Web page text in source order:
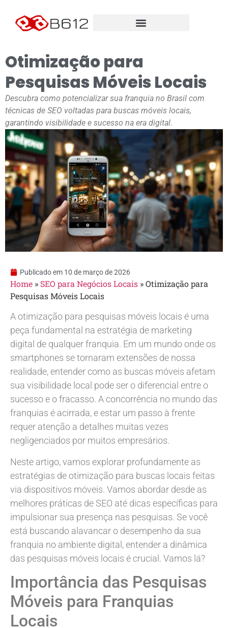
Otimização para
Pesquisas Móveis Locais
Descubra como potencializar sua franquia no Brasil com
técnicas de SEO voltadas para buscas móveis locais,
garantindo visibilidade e sucesso na era digital.
Publicado em 10 de março de 2026
Home » SEO para Negócios Locais »Otimização para
Pesquisas Móveis Locais
A otimização para pesquisas móveis locais é uma
peça fundamental na estratégia de marketing
digital de qualquer franquia. Em um mundo onde os
smartphones se tornaram extensões de nossa
realidade, entender como as buscas móveis afetam
sua visibilidade local pode ser o diferencial entre o
sucesso e o fracasso. A concorrência no mundo das
franquias é acirrada, e estar um passo à frente
requer atenção a detalhes muitas vezes
negligenciados por muitos empresários.
Neste artigo, vamos explorar profundamente as
estratégias de otimização para buscas locais feitas
via dispositivos móveis. Vamos abordar desde as
melhores práticas de SEO até dicas específicas para
impulsionar sua presença nas pesquisas. Se você
está buscando alavancar o desempenho da sua
franquia no ambiente digital, entender a dinâmica
das pesquisas móveis locais é crucial. Vamos lá?
Importância das Pesquisas
Móveis para Franquias
Locais